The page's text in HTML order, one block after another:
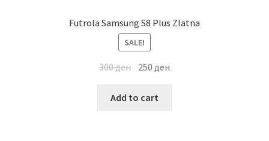
Futrola Samsung S8 Plus Zlatna
SALE!
300ден 250 ден
Add to cart